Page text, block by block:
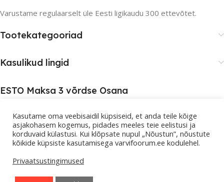
Varustame regulaarselt üle Eesti ligikaudu 300 ettevõtet.
Tootekategooriad
Kasulikud lingid
ESTO Maksa 3 võrdse Osana
© 2026 Värvifoorum. Kõik õigused kaitstud.
Kasutame oma veebisaidil küpsiseid, et anda teile kõige
asjakohasem kogemus, pidades meeles teie eelistusi ja
korduvaid külastusi. Kui klõpsate nupul „Nõustun”, nõustute
kõikide küpsiste kasutamisega varvifoorum.ee kodulehel.
Privaatsustingimused